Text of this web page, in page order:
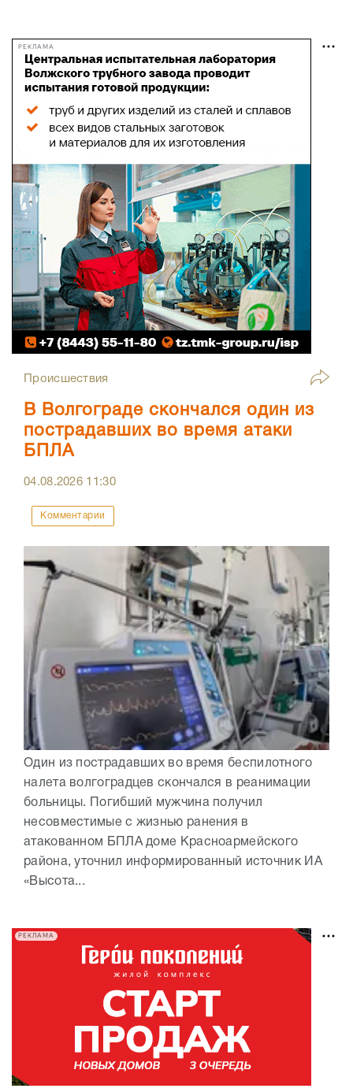
РЕКЛАМА
Происшествия
В Волгограде скончался один из
пострадавших во время атаки
БПЛА
04.08.2026 11:30
Комментарии
Один из пострадавших во время беспилотного
налета волгоградцев скончался в реанимации
больницы. Погибший мужчина получил
несовместимые с жизнью ранения в
атакованном БПЛА доме Красноармейского
района, уточнил информированный источник ИА
«Высота...
РЕКЛАМА